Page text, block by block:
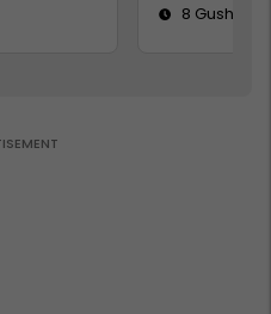
8 Gusht